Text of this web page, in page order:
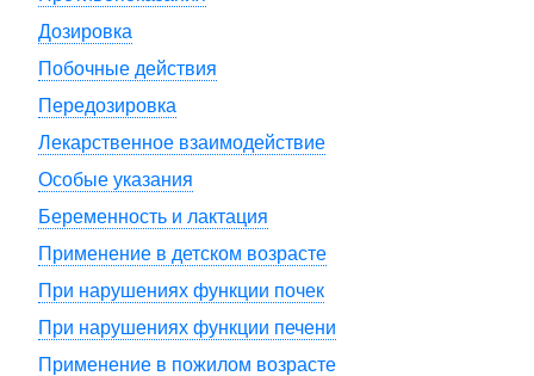
Дозировка
Побочные действия
Передозировка
Лекарственное взаимодействие
Особые указания
Беременность и лактация
Применение в детском возрасте
При нарушениях функции почек
При нарушениях функции печени
Применение в пожилом возрасте